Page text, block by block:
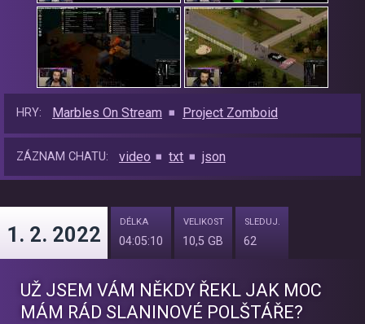
HRY: Marbles On Stream Project Zomboid
ZÁZNAM CHATU: video txt json
1. 2. 2022
DÉLKA
04:05:10
VELIKOST
10,5 GB
SLEDUJ.
62
UŽ JSEM VÁM NĚKDY ŘEKL JAK MOC
MÁM RÁD SLANINOVÉ POLŠTÁŘE?